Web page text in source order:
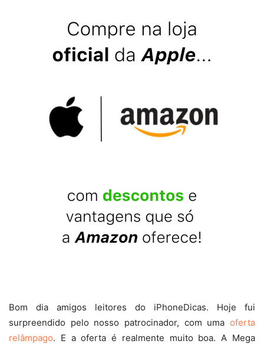
Bom dia amigos leitores do iPhoneDicas. Hoje fui
surpreendido pelo nosso patrocinador, com uma oferta
relâmpago. E a oferta é realmente muito boa. A Mega